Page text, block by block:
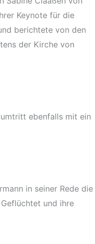
Keynote für die
berichtete von den
der Kirche von
ebenfalls mit ein
in seiner Rede die
und ihre